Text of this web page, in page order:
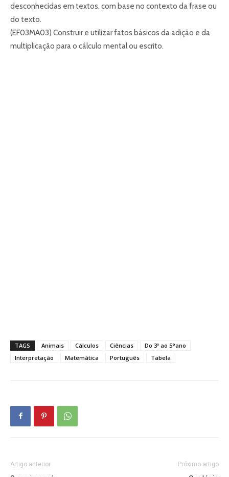
desconhecidas em textos, com base no contexto da frase ou
do texto.
(EF03MA03) Construir e utilizar fatos básicos da adição e da
multiplicação para o cálculo mental ou escrito.
TAGS Animais Cálculos Ciências
Do 3º ao 5°ano
Interpretação
Matemática Português Tabela
Artigo anterior Próximo artigo